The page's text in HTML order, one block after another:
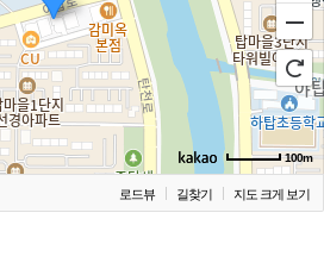
100m
로드뷰 길찾기 지도 크게 보기